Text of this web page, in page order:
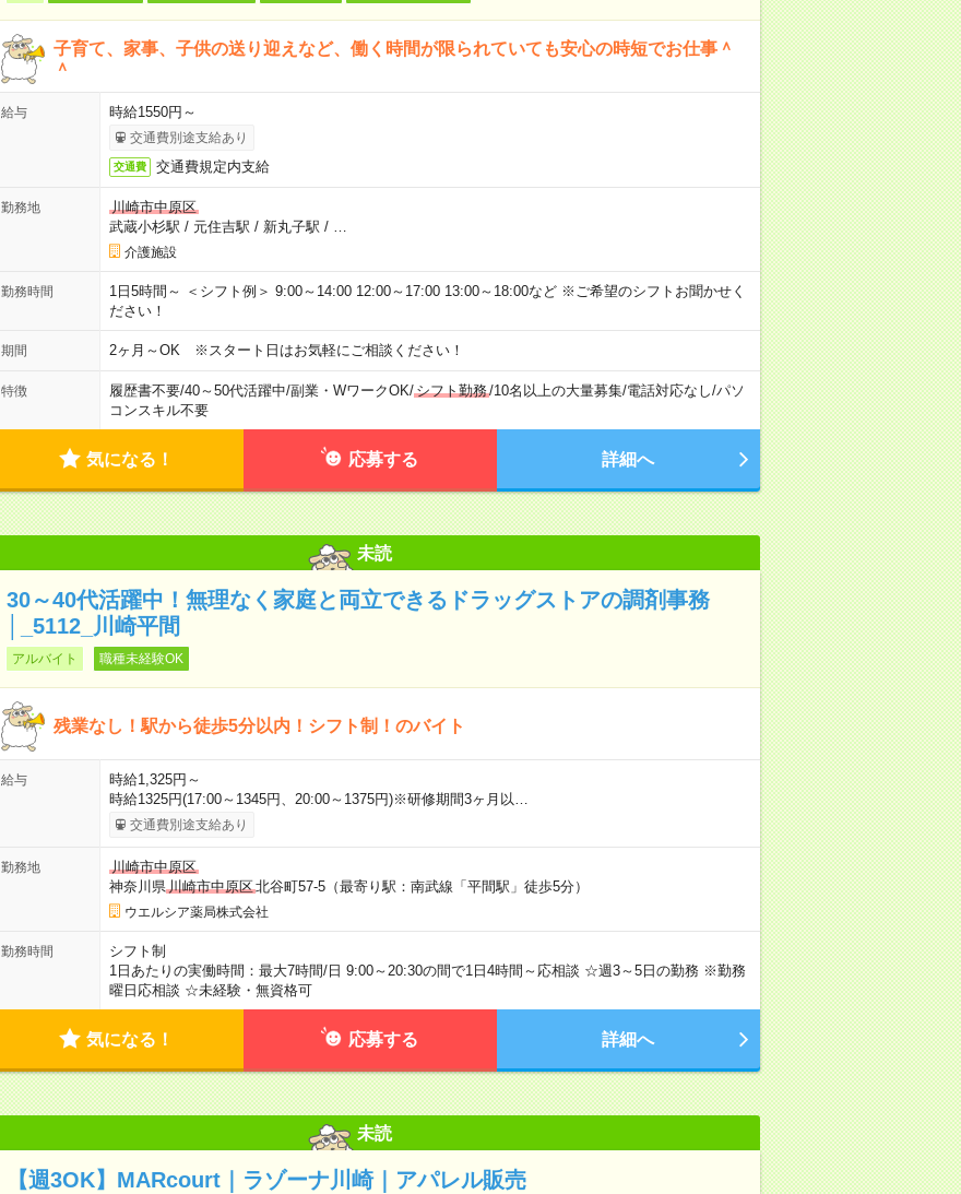
子育て、家事、子供の送り迎えなど、働く時間が限られていても安心の時短でお仕事＾
＾
給与 時給1550円～
交通費別途支給あり
交通費 交通費規定内支給
勤務地
川崎市中原区
武蔵小杉駅 / 元住吉駅 / 新丸子駅 /
介護施設
勤務時間
1日5時間～ ＜シフト例＞ 9:00～14:00 12:00～17:00 13:00～18:00など ※ご希望のシフトお聞かせく
ださい！
期間 2ヶ月～OK ※スタート日はお気軽にご相談ください！
特徴 履歴書不要/40～50代活躍中/副業・WワークOK/シフト勤務/10名以上の大量募集/電話対応なし/パソ
コンスキル不要
気になる！ 応募する 詳細へ
未読
30～40代活躍中！無理なく家庭と両立できるドラッグストアの調剤事務
│_5112_川崎平間
アルバイト 職種未経験OK
残業なし！駅から徒歩5分以内！シフト制！のバイト
給与
時給1,325円～
時給1325円(17:00～1345円、20:00～1375円)※研修期間3ヶ月以…
交通費別途支給あり
勤務地
川崎市中原区
神奈川県川崎市中原区北谷町57-5（最寄り駅：南武線「平間駅」徒歩5分）
ウエルシア薬局株式会社
勤務時間
シフト制
1日あたりの実働時間：最大7時間/日 9:00～20:30の間で1日4時間～応相談 ☆週3～5日の勤務 ※勤務
曜日応相談 ☆未経験・無資格可
気になる！ 応募する 詳細へ
未読
【週3OK】MARcourt｜ラゾーナ川崎｜アパレル販売